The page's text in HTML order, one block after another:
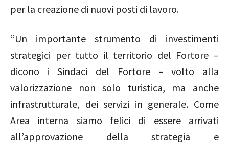
per la creazione di nuovi posti di lavoro.
“Un importante strumento di investimenti
strategici per tutto il territorio del Fortore –
dicono i Sindaci del Fortore – volto alla
valorizzazione non solo turistica, ma anche
infrastrutturale, dei servizi in generale. Come
Area interna siamo felici di essere arrivati
all’approvazione della strategia e